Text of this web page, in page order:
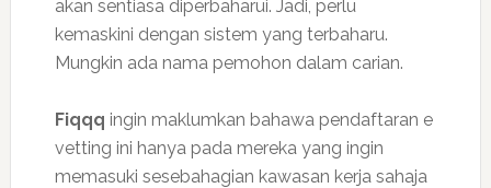
akan sentiasa diperbaharui. Jadi, perlu
kemaskini dengan sistem yang terbaharu.
Mungkin ada nama pemohon dalam carian.
Fiqqq ingin maklumkan bahawa pendaftaran e
vetting ini hanya pada mereka yang ingin
memasuki sesebahagian kawasan kerja sahaja